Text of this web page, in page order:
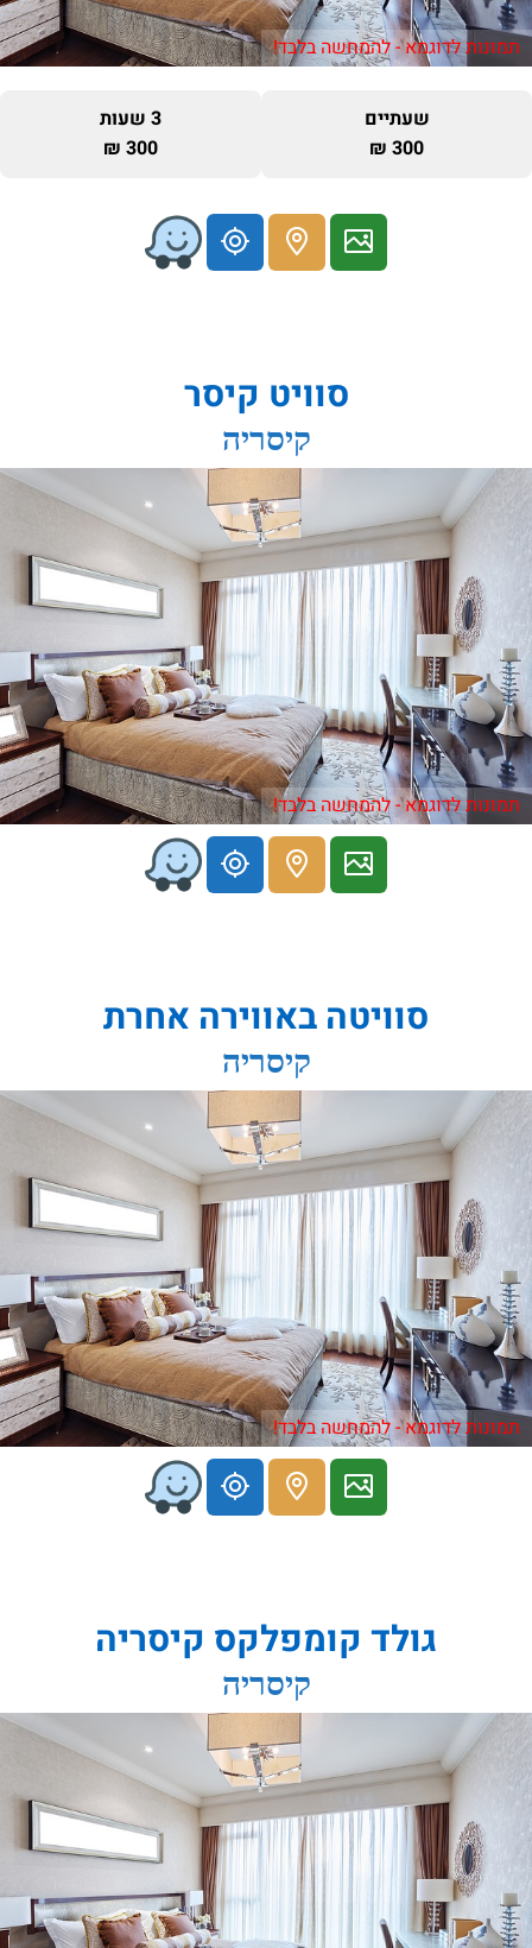
תמונות לדוגמא - להמחשה בלבד!
שעתיים
300 ₪
3 שעות
300 ₪
סוויט קיסר
קיסריה
תמונות לדוגמא - להמחשה בלבד!
סוויטה באווירה אחרת
קיסריה
תמונות לדוגמא - להמחשה בלבד!
גולד קומפלקס קיסריה
קיסריה